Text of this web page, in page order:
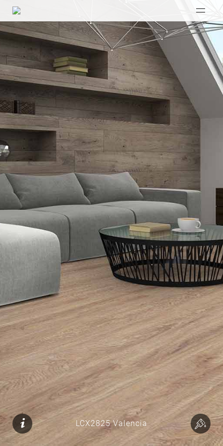
LCX2825 Valencia